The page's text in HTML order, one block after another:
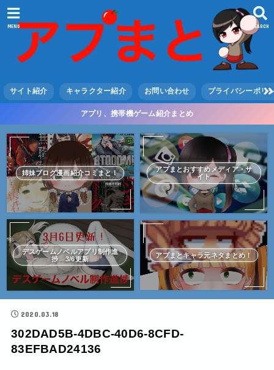
SEARCH
MENU
サイト紹介 キャラクター紹介 お問い合わせ プライバシーポリ
アプリ、携帯機ゲーム紹介まとめ
姉妹ブログ漫画紹介コミまと！
アプまとおすすめメディア・サ
イト
デスゲームノベルアプリ制作進
捗 3/6更新
アプまとキャラ元ネタまとめ！
2020.03.18
302DAD5B-4DBC-40D6-8CFD-
83EFBAD24136